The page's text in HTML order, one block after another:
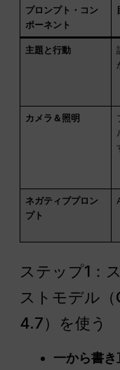
プロンプト・コン
ポーネント
主題と行動
カメラ＆照明
ネガティブプロン
プト
ステップ1：
ストモデル
4.7）を使う
一から書き